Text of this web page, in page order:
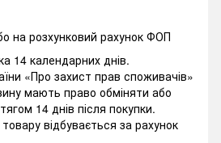
на розхунковий рахунок ФОП
14 календарних днів.
«Про захист прав споживачів»
мають право обміняти або
14 днів після покупки.
відбувається за рахунок